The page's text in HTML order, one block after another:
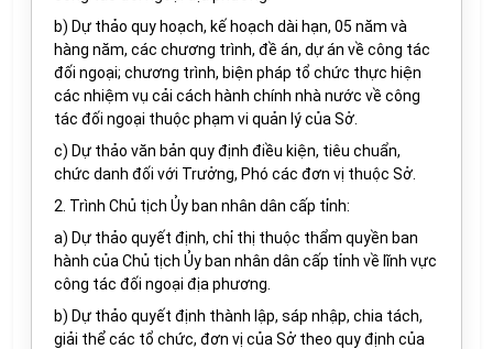
b) Dự thảo quy hoạch, kế hoạch dài hạn, 05 năm và
hàng năm, các chương trình, đề án, dự án về công tác
đối ngoại; chương trình, biện pháp tổ chức thực hiện
các nhiệm vụ cải cách hành chính nhà nước về công
tác đối ngoại thuộc phạm vi quản lý của Sở.
c) Dự thảo văn bản quy định điều kiện, tiêu chuẩn,
chức danh đối với Trưởng, Phó các đơn vị thuộc Sở.
2. Trình Chủ tịch Ủy ban nhân dân cấp tỉnh:
a) Dự thảo quyết định, chỉ thị thuộc thẩm quyền ban
hành của Chủ tịch Ủy ban nhân dân cấp tỉnh về lĩnh vực
công tác đối ngoại địa phương.
b) Dự thảo quyết định thành lập, sáp nhập, chia tách,
giải thể các tổ chức, đơn vị của Sở theo quy định của